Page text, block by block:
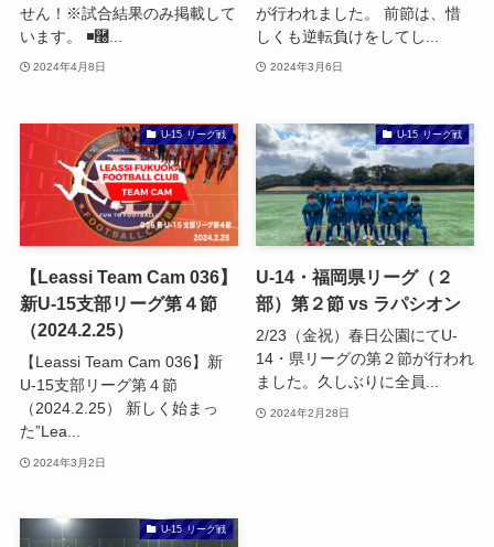
せん！※試合結果のみ掲載して
います。 ◾࿠...
2024年4月8日
が行われました。 前節は、惜
しくも逆転負けをしてし...
2024年3月6日
U-15 リーグ戦
【Leassi Team Cam 036】
新U-15支部リーグ第４節
（2024.2.25）
【Leassi Team Cam 036】新
U-15支部リーグ第４節
（2024.2.25） 新しく始まっ
た”Lea...
2024年3月2日
U-15 リーグ戦
U-14・福岡県リーグ（２
部）第２節 vs ラパシオン
2/23（金祝）春日公園にてU-
14・県リーグの第２節が行われ
ました。久しぶりに全員...
2024年2月28日
U-15 リーグ戦